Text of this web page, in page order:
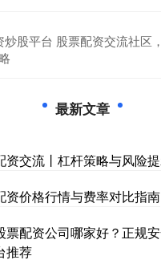
炒股平台 股票配资交流社区
最新文章
资交流丨杠杆策略与风险
资价格行情与费率对比指南
票配资公司哪家好？正规
推荐